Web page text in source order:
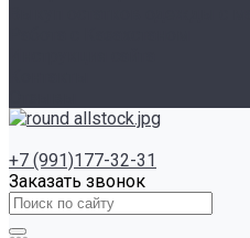
+7 (991)177-32-31
Заказать звонок